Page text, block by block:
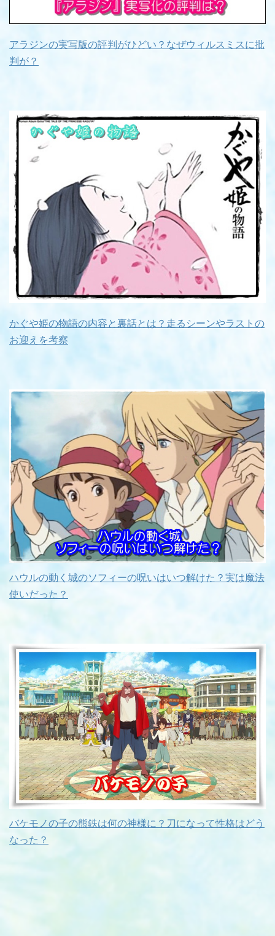
アラジンの実写版の評判がひどい？なぜウィルスミスに批
判が？
かぐや姫の物語の内容と裏話とは？走るシーンやラストの
お迎えを考察
ハウルの動く城のソフィーの呪いはいつ解けた？実は魔法
使いだった？
バケモノの子の熊鉄は何の神様に？刀になって性格はどう
なった？